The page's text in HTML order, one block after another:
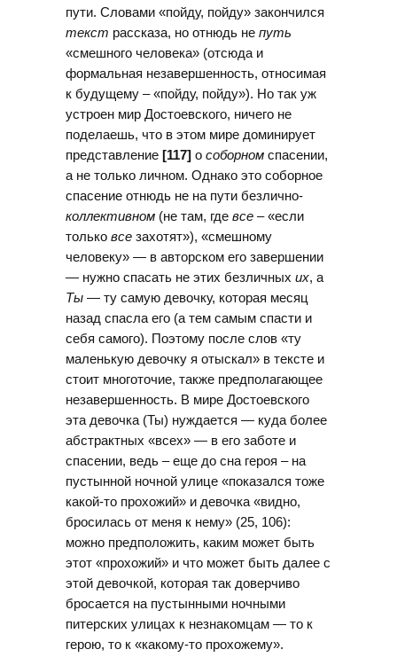
пути. Словами «пойду, пойду» закончился
текст рассказа, но отнюдь не путь
«смешного человека» (отсюда и
формальная незавершенность, относимая
к будущему – «пойду, пойду»). Но так уж
устроен мир Достоевского, ничего не
поделаешь, что в этом мире доминирует
представление [117] о соборном спасении,
а не только личном. Однако это соборное
спасение отнюдь не на пути безлично-
коллективном (не там, где все – «если
только все захотят»), «смешному
человеку» — в авторском его завершении
— нужно спасать не этих безличных их, а
Ты — ту самую девочку, которая месяц
назад спасла его (а тем самым спасти и
себя самого). Поэтому после слов «ту
маленькую девочку я отыскал» в тексте и
стоит многоточие, также предполагающее
незавершенность. В мире Достоевского
эта девочка (Ты) нуждается — куда более
абстрактных «всех» — в его заботе и
спасении, ведь – еще до сна героя – на
пустынной ночной улице «показался тоже
какой-то прохожий» и девочка «видно,
бросилась от меня к нему» (25, 106):
можно предположить, каким может быть
этот «прохожий» и что может быть далее с
этой девочкой, которая так доверчиво
бросается на пустынными ночными
питерских улицах к незнакомцам — то к
герою, то к «какому-то прохожему».